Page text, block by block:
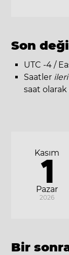
Son
UTC -4 /
Saatler ileri
saat olarak
Pazar
Kasım
1
2026
Bir